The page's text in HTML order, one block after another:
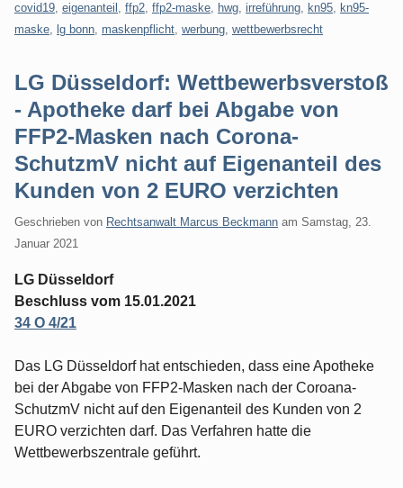
covid19 eigenanteil ffp2 ffp2-maske hwg irreführung kn95
kn95-
maske
lg bonn maskenpflicht werbung wettbewerbsrecht
LG Düsseldorf: Wettbewerbsverstoß
- Apotheke darf bei Abgabe von
FFP2-Masken nach Corona-
SchutzmV nicht auf Eigenanteil des
Kunden von 2 EURO verzichten
Geschrieben von Rechtsanwalt Marcus Beckmann am Samstag, 23.
Januar 2021
LG Düsseldorf
Beschluss vom 15.01.2021
34 O 4/21
Das LG Düsseldorf hat entschieden, dass eine Apotheke
bei der Abgabe von FFP2-Masken nach der Coroana-
SchutzmV nicht auf den Eigenanteil des Kunden von 2
EURO verzichten darf. Das Verfahren hatte die
Wettbewerbszentrale geführt.